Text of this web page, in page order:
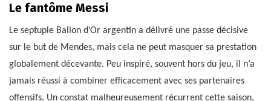
Le fantôme Messi
Le septuple Ballon d’Or argentin a délivré une passe décisive
sur le but de Mendes, mais cela ne peut masquer sa prestation
globalement décevante. Peu inspiré, souvent hors du jeu, il n’a
jamais réussi à combiner efficacement avec ses partenaires
offensifs. Un constat malheureusement récurrent cette saison,